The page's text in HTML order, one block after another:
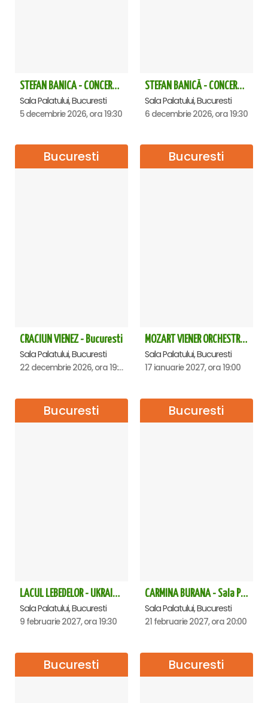
STEFAN BANICA - CONCERT EXTRAORDINAR DE CRĂCIUN 2026
Sala Palatului, Bucuresti
5 decembrie 2026, ora 19:30
STEFAN BANICĂ - CONCERT EXTRAORDINAR DE CRĂCIUN 2026
Sala Palatului, Bucuresti
6 decembrie 2026, ora 19:30
Bucuresti
CRACIUN VIENEZ - Bucuresti
Sala Palatului, Bucuresti
22 decembrie 2026, ora 19:00
Bucuresti
MOZART VIENER ORCHESTRA - CONCERT EXTRAORDINAR - Sala Palatului
Sala Palatului, Bucuresti
17 ianuarie 2027, ora 19:00
Bucuresti
LACUL LEBEDELOR - UKRAINIAN CLASSICAL BALLET - Bucuresti
Sala Palatului, Bucuresti
9 februarie 2027, ora 19:30
Bucuresti
CARMINA BURANA - Sala Palatului
Sala Palatului, Bucuresti
21 februarie 2027, ora 20:00
Bucuresti Bucuresti